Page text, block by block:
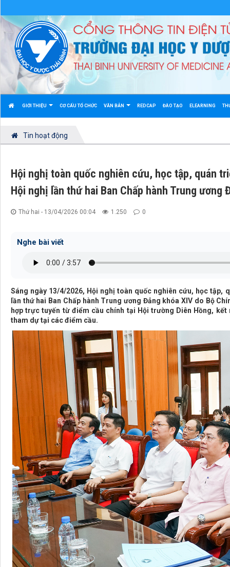
GIỚI THIỆU CƠ CẤU TỔ CHỨC VĂN BẢN REDCAP ĐÀO TẠO ELEARNING
Tin hoạt động
Hội nghị toàn quốc nghiên cứu, học tập, quán
Hội nghị lần thứ hai Ban Chấp hành Trung ương
Thứ hai - 13/04/2026 00:04 1.250 0
Nghe bài viết
Sáng ngày 13/4/2026, Hội nghị toàn quốc nghiên cứu, học
lần thứ hai Ban Chấp hành Trung ương Đảng khóa XIV do Bộ
hợp trực tuyến từ điểm cầu chính tại Hội trường Diên Hồng,
tham dự tại các điểm cầu.